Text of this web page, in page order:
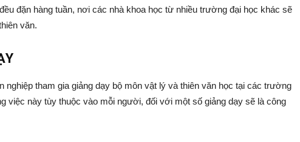
đặn hàng tuần, nơi các nhà khoa học từ nhiều trường đại học khác sẽ
văn.
nghiệp tham gia giảng dạy bộ môn vật lý và thiên văn học tại các trường
việc này tùy thuộc vào mỗi người, đối với một số giảng dạy sẽ là công